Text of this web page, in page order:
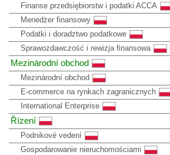
Finanse przedsiębiorstw i podatki ACCA
Menedżer finansowy
Podatki i doradztwo podatkowe
Sprawozdawczość i rewizja finansowa
Mezinárodní obchod
Mezinárodní obchod
E-commerce na rynkach zagranicznych
International Enterprise
Řízení
Podnikové vedení
Gospodarowanie nieruchomościami